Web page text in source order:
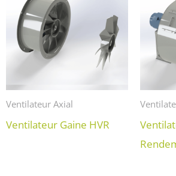
Ventilateur Axial
Ventilateur Gaine HVR